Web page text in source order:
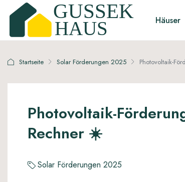
Häuser
Startseite Solar Förderungen 2025 Photovoltaik-
Photovoltaik-
Rechner ☀️
Solar Förderungen 2025